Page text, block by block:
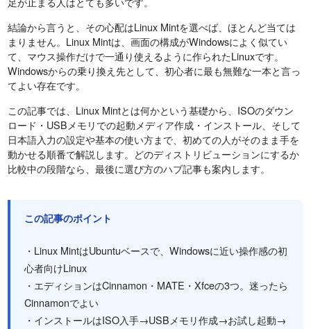
結論から言うと、その心配はLinux Mintを選べば、ほとんど当ては
まりません。Linux Mintは、画面の構成がWindowsによく似てい
て、マウス操作だけで一通り使えるように作られたLinuxです。
Windowsからの乗り換え先として、初心者に最も無難な一本と言っ
てよい存在です。
この記事では、Linux Mintとは何かという基礎から、ISOのダウン
ロード・USBメモリでの起動メディア作成・インストール、そして
日本語入力の設定や基本の使い方まで、初めての人がそのまま手を
動かせる順番で解説します。どのディストリビューションにするか
比較中の段階なら、最後に選び方のハブ記事も案内します。
この記事のポイント
・Linux MintはUbuntuベースで、Windowsに近い操作感の初
心者向けLinux
・エディションはCinnamon・MATE・Xfceの3つ。迷ったら
Cinnamonでよい
・インストールはISO入手→USBメモリ作成→お試し起動→